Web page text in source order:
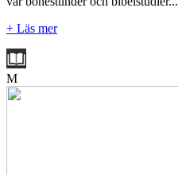
+ Läs mer
M